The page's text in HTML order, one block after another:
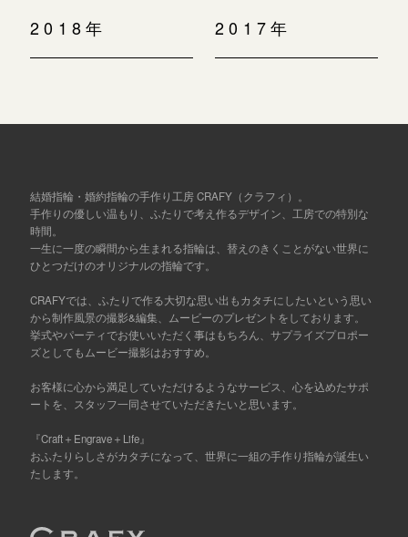
2018年 2017年
結婚指輪・婚約指輪の手作り工房 CRAFY（クラフィ）。
手作りの優しい温もり、ふたりで考え作るデザイン、工房での特別な
時間。
一生に一度の瞬間から生まれる指輪は、替えのきくことがない世界に
ひとつだけのオリジナルの指輪です。
CRAFYでは、ふたりで作る大切な思い出もカタチにしたいという思い
から制作風景の撮影&編集、ムービーのプレゼントをしております。
挙式やパーティでお使いいただく事はもちろん、サプライズプロポー
ズとしてもムービー撮影はおすすめ。
お客様に心から満足していただけるようなサービス、心を込めたサポ
ートを、スタッフ一同させていただきたいと思います。
『Craft＋Engrave＋Life』
おふたりらしさがカタチになって、世界に一組の手作り指輪が誕生い
たします。